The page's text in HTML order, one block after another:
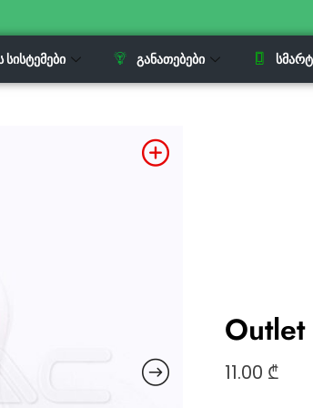
ᲡᲘᲡᲢᲔᲛᲔᲑᲘ ᲒᲐᲜᲐᲗᲔᲑᲔᲑᲘ
11.00 ₾